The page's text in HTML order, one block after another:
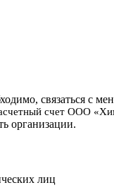
связаться с
счет ООО
организации.
лиц